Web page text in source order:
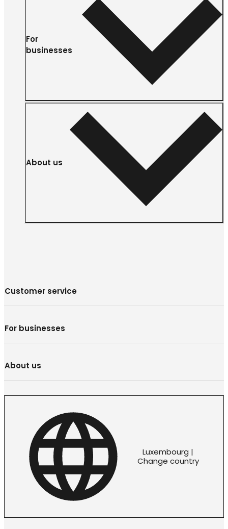
For
businesses
About us
Customer service
For businesses
About us
Luxembourg |
Change country